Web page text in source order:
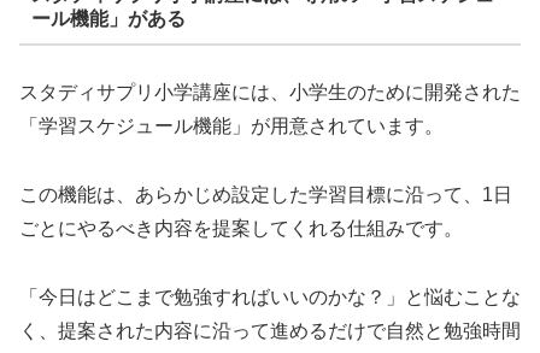
ール機能」がある
スタディサプリ小学講座には、小学生のために開発された
「学習スケジュール機能」が用意されています。
この機能は、あらかじめ設定した学習目標に沿って、1日
ごとにやるべき内容を提案してくれる仕組みです。
「今日はどこまで勉強すればいいのかな？」と悩むことな
く、提案された内容に沿って進めるだけで自然と勉強時間